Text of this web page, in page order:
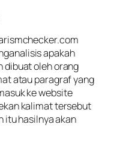
apakah
dibuat oleh orang
atau paragraf yang
ke website
kalimat tersebut
itu hasilnya akan